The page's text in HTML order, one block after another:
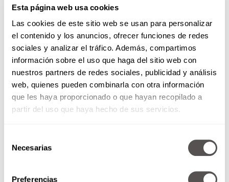
Esta página web usa cookies
Las cookies de este sitio web se usan para personalizar
el contenido y los anuncios, ofrecer funciones de redes
sociales y analizar el tráfico. Además, compartimos
información sobre el uso que haga del sitio web con
nuestros partners de redes sociales, publicidad y análisis
web, quienes pueden combinarla con otra información
que les haya proporcionado o que hayan recopilado a
partir del uso que haya hecho de sus servicios.
Necesarias
Preferencias
durante el año pasado.
SUCOT
• Luego de las Altas Fiestas viene Sucot,
una festividad de siete días (ocho en la
Diáspora) caracterizada por las sucot que
construyen al aire libre y las “Cuatro
Especies” que agitan juntas cada día.
en Dios, y celebran su certidumbre de